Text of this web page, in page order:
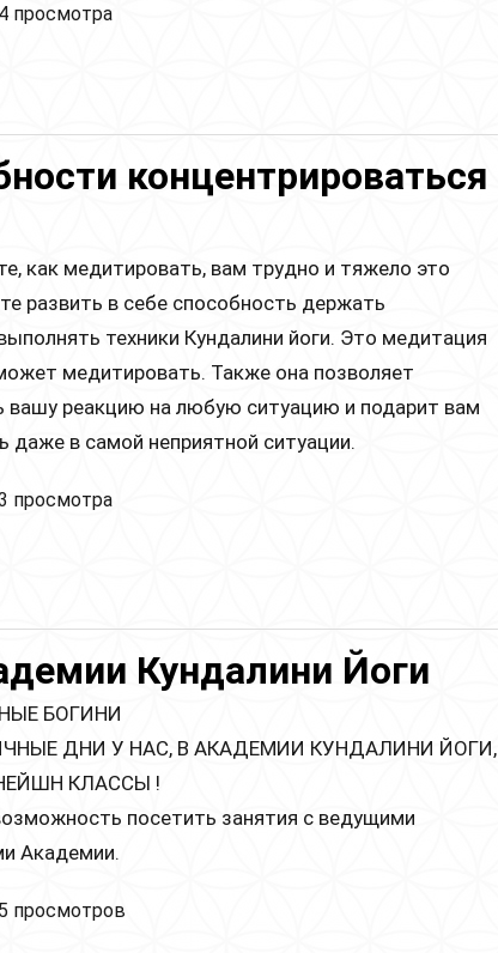
Гонг Концерт в Академии Кундалини йоги.
просмотра
концентрироваться
как медитировать, вам трудно и тяжело это
развить в себе способность держать
техники Кундалини йоги. Это медитация
медитировать. Также она позволяет
вашу реакцию на любую ситуацию и подарит вам
даже в самой неприятной ситуации.
для способности концентрироваться и
просмотра
Кундалини Йоги
БОГИНИ
ДНИ У НАС, В АКАДЕМИИ КУНДАЛИНИ ЙОГИ,
КЛАССЫ !
посетить занятия с ведущими
Академии.
классы в Академии Кундалини Йоги
просмотров